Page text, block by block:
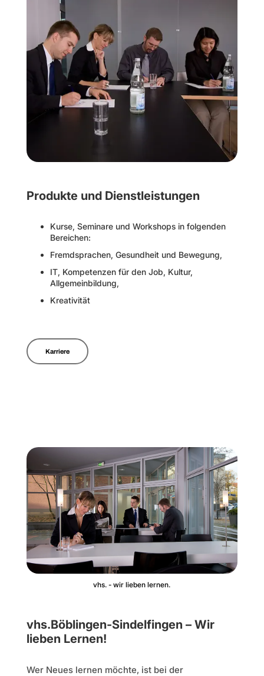
Produkte und Dienstleistungen
Kurse, Seminare und Workshops in folgenden
Bereichen:
Fremdsprachen, Gesundheit und Bewegung,
IT, Kompetenzen für den Job, Kultur,
Allgemeinbildung,
Kreativität
Karriere
vhs.Böblingen-Sindelfingen – Wir
lieben Lernen!
Wer Neues lernen möchte, ist bei der
vhs. - wir lieben lernen.